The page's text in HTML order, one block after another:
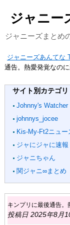
ジャニー
ジャニーズまとめ
ジャニーズあんてな
通告。熱愛発覚なの
サイト別カテゴリ
Johnny's Watcher
johnnys_jocee
Kis-My-Ft2ニュー
ジャにジャに速報
ジャニちゃん
関ジャニ∞まとめ
キンプリに最後通告
投稿日 2025年8月